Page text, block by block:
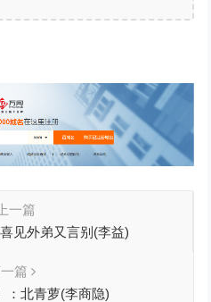
一篇
见外弟又言别(李益)
篇
：北青萝(李商隐)